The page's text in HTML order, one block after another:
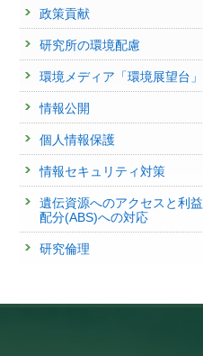
政策貢献
研究所の環境配慮
環境メディア「環境展望台」
情報公開
個人情報保護
情報セキュリティ対策
遺伝資源へのアクセスと利益
配分(ABS)への対応
研究倫理